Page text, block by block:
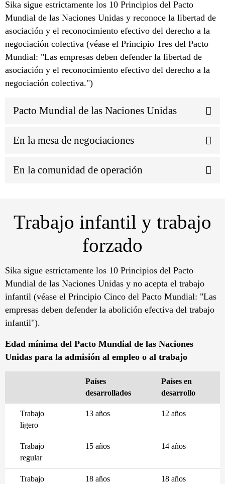
Sika sigue estrictamente los 10 Principios del Pacto
Mundial de las Naciones Unidas y reconoce la libertad de
asociación y el reconocimiento efectivo del derecho a la
negociación colectiva (véase el Principio Tres del Pacto
Mundial: "Las empresas deben defender la libertad de
asociación y el reconocimiento efectivo del derecho a la
negociación colectiva.")
Pacto Mundial de las Naciones Unidas
En la mesa de negociaciones
En la comunidad de operación
Trabajo infantil y trabajo
forzado
Sika sigue estrictamente los 10 Principios del Pacto
Mundial de las Naciones Unidas y no acepta el trabajo
infantil (véase el Principio Cinco del Pacto Mundial: "Las
empresas deben defender la abolición efectiva del trabajo
infantil").
Edad mínima del Pacto Mundial de las Naciones
Unidas para la admisión al empleo o al trabajo
Países
desarrollados
Países en
desarrollo
Trabajo
ligero
13 años 12 años
Trabajo
regular
15 años 14 años
Trabajo
18 años 18 años